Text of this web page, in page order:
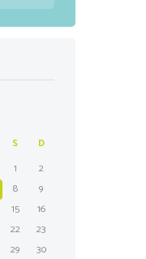
S D
1
2
8
9
15
16
22
23
29
30